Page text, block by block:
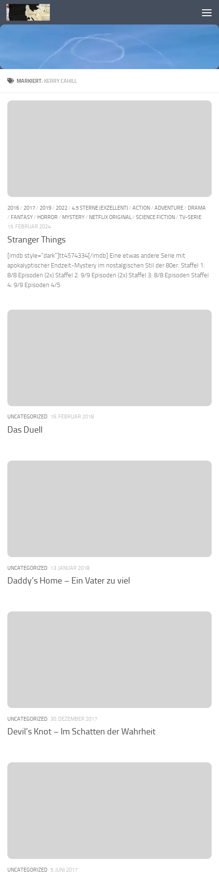
Skip to content
MARKIERT: KERRY CAHILL
2016/ 2017/ 2019/ 2022/ 4.5 STERNE (EXZELLENT)/ ACTION/ ADVENTURE/ DRAMA
/ FANTASY/ HORROR / MYSTERY/ NETFLIX ORIGINAL/ SCIENCE FICTION/ TV-SERIE
15. FEBRUAR 2024
Stranger Things
[imdb style=“dark“]tt4574334[/imdb] Eine etwas andere Serie mit
apokalyptischer Endzeit-Mystery im nostalgischen Stil der 80er. Staffel 1:
8/8 Episoden (2x) Staffel 2: 9/9 Episoden (2x) Staffel 3: 8/8 Episoden Staffel
4: 9/9 Episoden 4/5
UNCATEGORIZED 16. FEBRUAR 2018
Das Duell
UNCATEGORIZED 13. JANUAR 2018
Daddy’s Home – Ein Vater zu viel
UNCATEGORIZED 30. DEZEMBER 2017
Devil’s Knot – Im Schatten der Wahrheit
UNCATEGORIZED 5. JUNI 2017